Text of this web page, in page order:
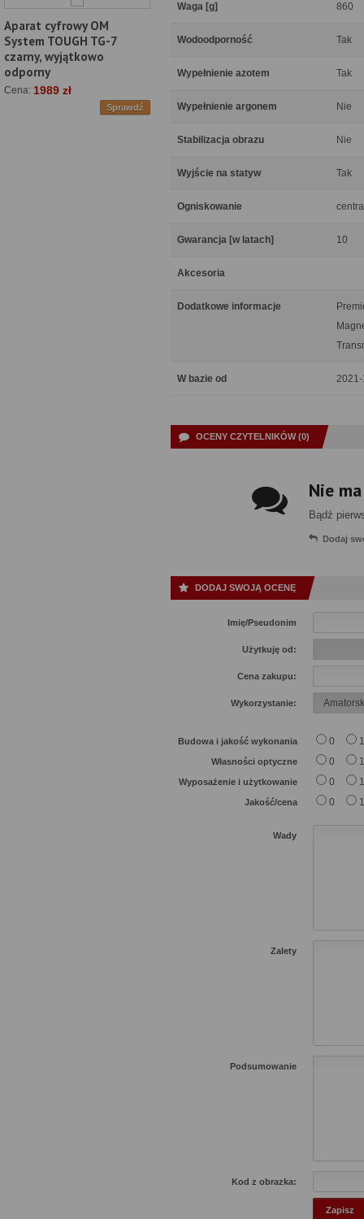
Aparat cyfrowy OM
System TOUGH TG-7
czarny, wyjątkowo
odporny
Cena: 1989 zł
Sprawdź
Waga [g] 860
Wodoodporność Tak
Wypełnienie azotem Tak
Wypełnienie argonem Nie
Stabilizacja obrazu Nie
Wyjście na statyw Tak
Ogniskowanie
Gwarancja [w latach] 10
Akcesoria
Dodatkowe informacje
W bazie od
OCENY CZYTELNIKÓW (0)
Nie
Bądź
Dodaj
DODAJ SWOJĄ OCENĘ
Imię/Pseudonim
Użytkuję od:
Cena zakupu:
Wykorzystanie:
Budowa i jakość wykonania 0 1
Własności optyczne 0 1
Wyposażenie i użytkowanie 0 1
Jakość/cena 0 1
Wady
Zalety
Podsumowanie
Kod z obrazka: